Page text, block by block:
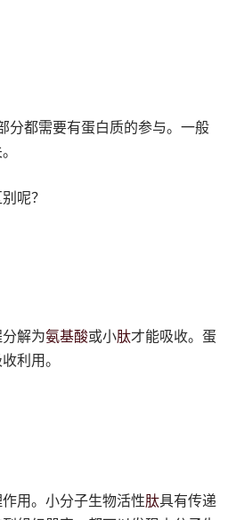
分都需要有蛋白质的参与。一般
呢？
解为氨基酸或小肽才能吸收。蛋
利用。
用。小分子生物活性肽具有传递